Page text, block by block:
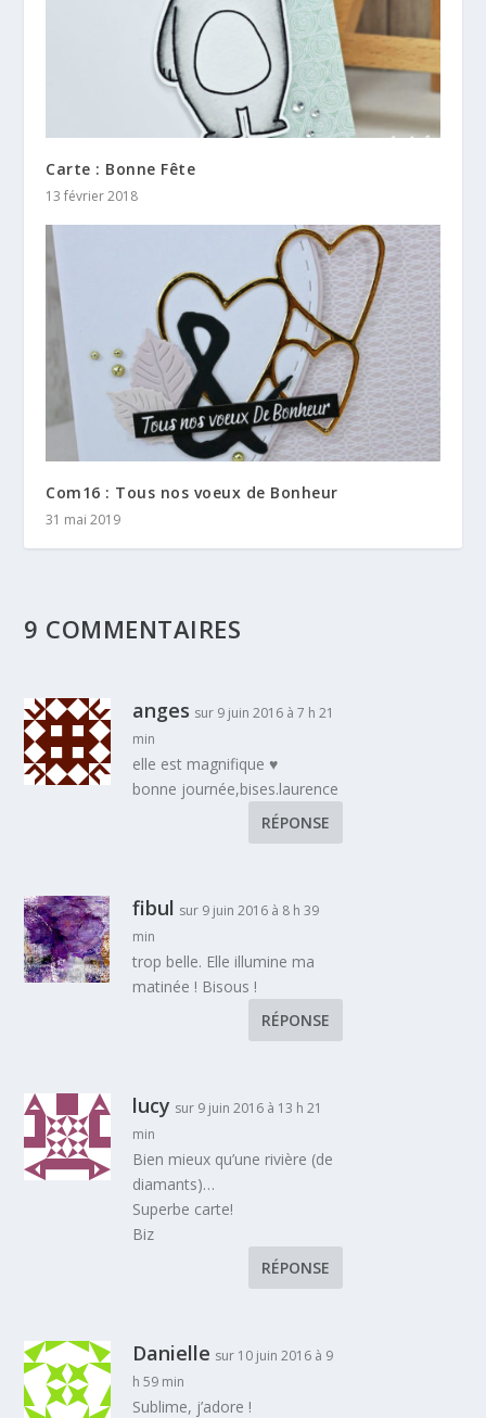
Carte : Bonne Fête
13 février 2018
Com16 : Tous nos voeux de Bonheur
31 mai 2019
9 COMMENTAIRES
anges sur 9 juin 2016 à 7 h 21
min
elle est magnifique ♥
bonne journée,bises.laurence
RÉPONSE
fibul sur 9 juin 2016 à 8 h 39
min
trop belle. Elle illumine ma
matinée ! Bisous !
RÉPONSE
lucy sur 9 juin 2016 à 13 h 21
min
Bien mieux qu’une rivière (de
diamants)…
Superbe carte!
Biz
RÉPONSE
Danielle sur 10 juin 2016 à 9
h 59 min
Sublime, j’adore !